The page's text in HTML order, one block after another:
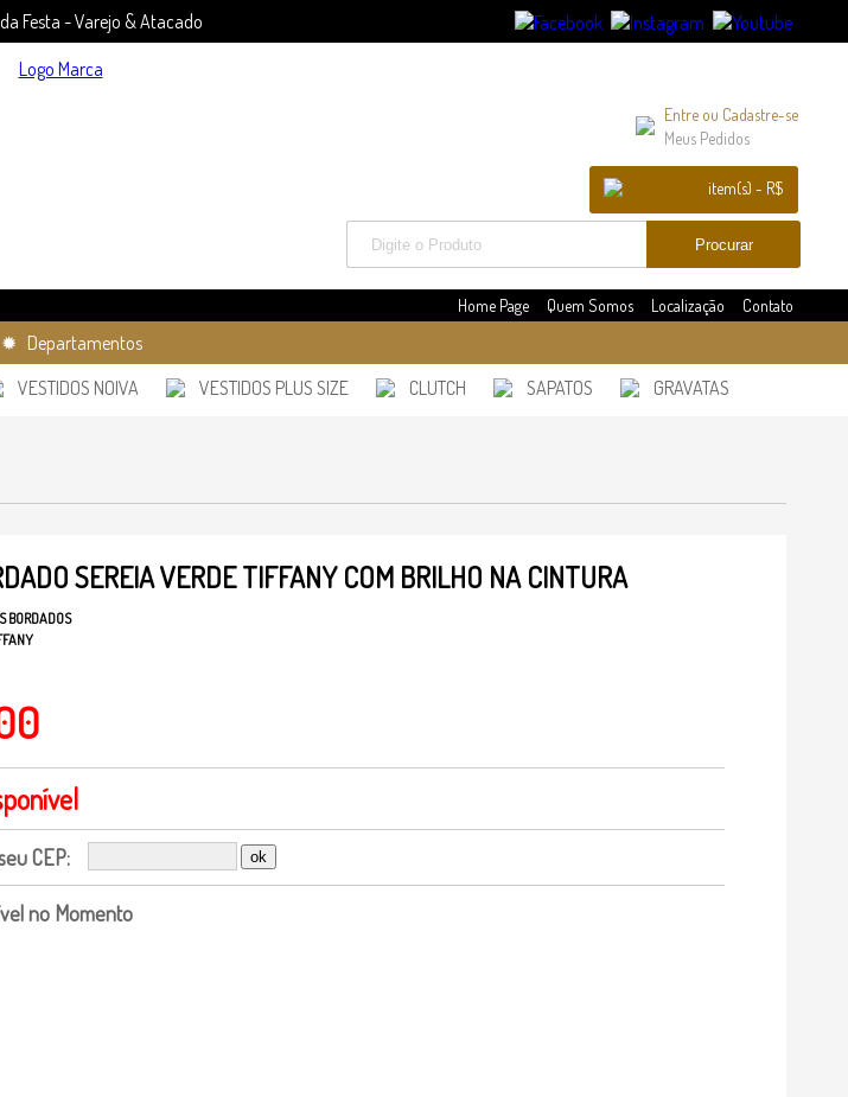
Festa - Varejo & Atacado
Entre ou Cadastre-se
Meus Pedidos
item(s) - R$
Home Page Quem Somos Localização Contato
✹ Departamentos
VESTIDOS NOIVA VESTIDOS PLUS SIZE CLUTCH SAPATOS GRAVATAS
SEREIA VERDE TIFFANY COM BRILHO NA CINTURA
BORDADOS
CEP:
no Momento